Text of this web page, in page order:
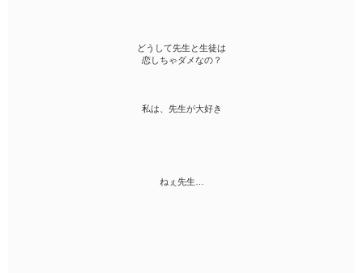
どうして先生と生徒は
恋しちゃダメなの？
私は、先生が大好き
ねぇ先生…